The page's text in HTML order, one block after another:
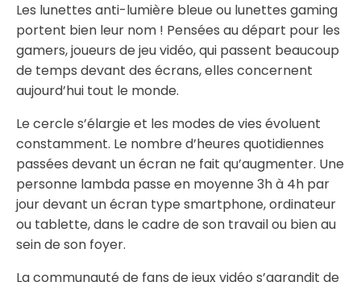
Les lunettes anti-lumière bleue ou lunettes gaming
portent bien leur nom ! Pensées au départ pour les
gamers, joueurs de jeu vidéo, qui passent beaucoup
de temps devant des écrans, elles concernent
aujourd’hui tout le monde.
Le cercle s’élargie et les modes de vies évoluent
constamment. Le nombre d’heures quotidiennes
passées devant un écran ne fait qu’augmenter. Une
personne lambda passe en moyenne 3h à 4h par
jour devant un écran type smartphone, ordinateur
ou tablette, dans le cadre de son travail ou bien au
sein de son foyer.
La communauté de fans de jeux vidéo s’agrandit de